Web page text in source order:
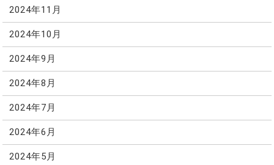
2024年11月
2024年10月
2024年9月
2024年8月
2024年7月
2024年6月
2024年5月